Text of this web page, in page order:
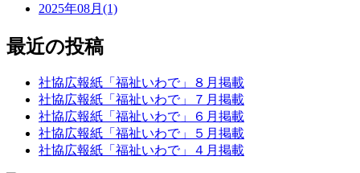
2025年08月(1)
最近の投稿
社協広報紙「福祉いわで」８月掲載
社協広報紙「福祉いわで」７月掲載
社協広報紙「福祉いわで」６月掲載
社協広報紙「福祉いわで」５月掲載
社協広報紙「福祉いわで」４月掲載